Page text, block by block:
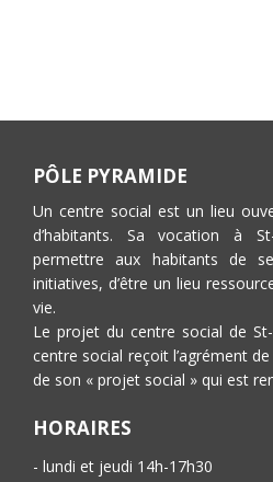
PÔLE PYRAMIDE
Un centre social est un lieu
d’habitants. Sa vocation à
permettre aux habitants de
initiatives, d’être un lieu
vie.
Le projet du centre social de
centre social reçoit l’agrément
de son « projet social » qui est
HORAIRES
- lundi et jeudi 14h-17h30